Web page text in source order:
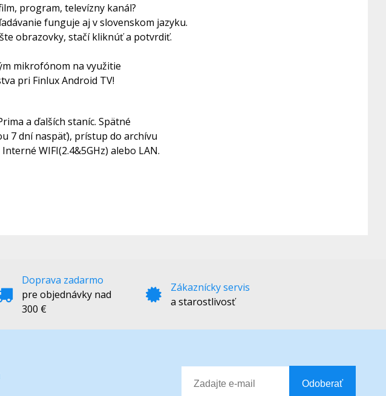
program, televízny kanál?
funguje aj v slovenskom jazyku.
obrazovky, stačí kliknúť a potvrdiť.
mikrofónom na využitie
pri Finlux Android TV!
a ďalších staníc. Spätné
7 dní naspäť), prístup do archívu
WIFI(2.4&5GHz) alebo LAN.
Doprava zadarmo
pre objednávky nad
300 €
Zákaznícky servis
a starostlivosť
Odoberať